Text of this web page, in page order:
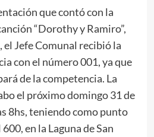
que contó con la
“Dorothy y Ramiro”,
Jefe Comunal recibió la
con el número 001, ya que
de la competencia. La
el próximo domingo 31 de
8hs, teniendo como punto
en la Laguna de San